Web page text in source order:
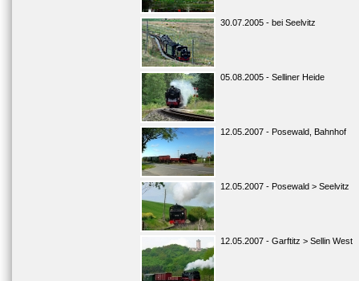
30.07.2005 - bei Seelvitz
05.08.2005 - Selliner Heide
12.05.2007 - Posewald, Bahnhof
12.05.2007 - Posewald > Seelvitz
12.05.2007 - Garftitz > Sellin West